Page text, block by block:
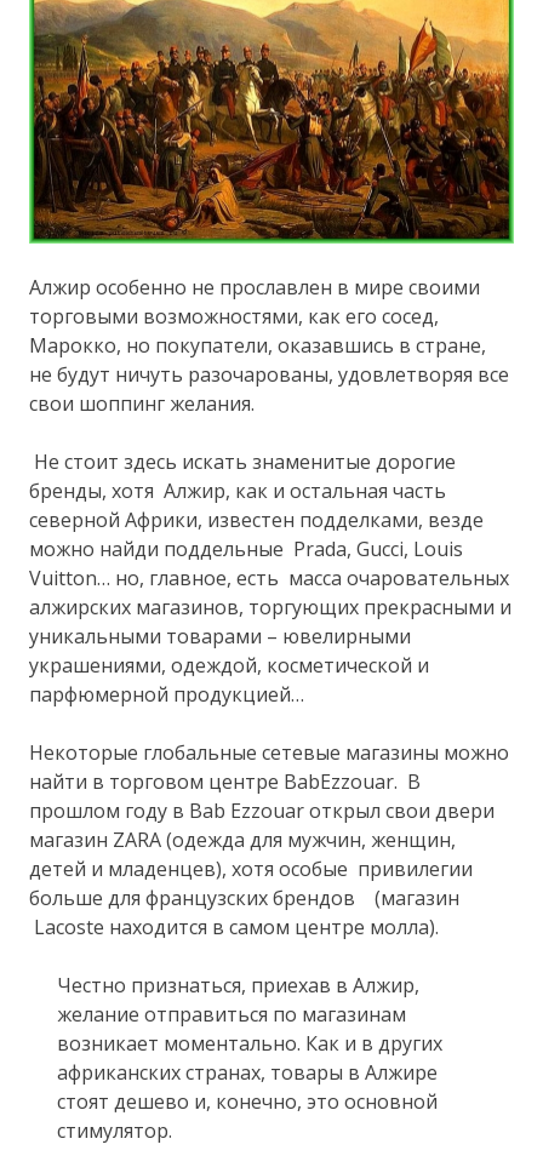
Алжир особенно не прославлен в мире своими
торговыми возможностями, как его сосед,
Марокко, но покупатели, оказавшись в стране,
не будут ничуть разочарованы, удовлетворяя все
свои шоппинг желания.
Не стоит здесь искать знаменитые дорогие
бренды, хотя Алжир, как и остальная часть
северной Африки, известен подделками, везде
можно найди поддельные Prada, Gucci, Louis
Vuitton… но, главное, есть масса очаровательных
алжирских магазинов, торгующих прекрасными и
уникальными товарами – ювелирными
украшениями, одеждой, косметической и
парфюмерной продукцией…
Некоторые глобальные сетевые магазины можно
найти в торговом центре BabEzzouar. В
прошлом году в Bab Ezzouar открыл свои двери
магазин ZARA (одежда для мужчин, женщин,
детей и младенцев), хотя особые привилегии
больше для французских брендов (магазин
Lacoste находится в самом центре молла).
Честно признаться, приехав в Алжир,
желание отправиться по магазинам
возникает моментально. Как и в других
африканских странах, товары в Алжире
стоят дешево и, конечно, это основной
стимулятор.